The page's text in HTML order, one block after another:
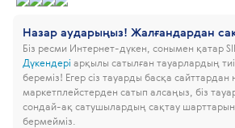
Назар аударыңыз! Жалғандардан
Біз ресми Интернет-дүкен, сонымен қатар
Дүкендері арқылы сатылған тауарлардың
береміз! Егер сіз тауарды басқа сайттардан
маркетплейстерден сатып алсаңыз, біз
сондай-ақ сатушылардың сақтау шарттарын
бермейміз.